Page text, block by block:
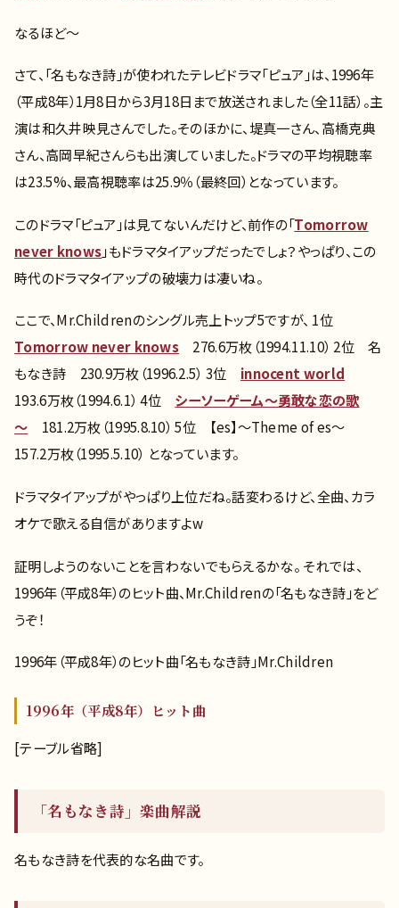
なるほど～
さて、「名もなき詩」が使われたテレビドラマ「ピュア」は、1996年
（平成8年）1月8日から3月18日まで放送されました（全11話）。主
演は和久井映見さんでした。そのほかに、堤真一さん、高橋克典
さん、高岡早紀さんらも出演していました。ドラマの平均視聴率
は23.5%、最高視聴率は25.9％（最終回）となっています。
このドラマ「ピュア」は見てないんだけど、前作の「Tomorrow
never knows」もドラマタイアップだったでしょ？やっぱり、この
時代のドラマタイアップの破壊力は凄いね。
ここで、Mr.Childrenのシングル売上トップ5ですが、 1位
Tomorrow never knows 276.6万枚（1994.11.10） 2位 名
もなき詩 230.9万枚（1996.2.5） 3位 innocent world
193.6万枚（1994.6.1） 4位 シーソーゲーム～勇敢な恋の歌
～ 181.2万枚（1995.8.10） 5位 【es】～Theme of es～
157.2万枚（1995.5.10） となっています。
ドラマタイアップがやっぱり上位だね。話変わるけど、全曲、カラ
オケで歌える自信がありますよw
証明しようのないことを言わないでもらえるかな。 それでは、
1996年（平成8年）のヒット曲、Mr.Childrenの「名もなき詩」をど
うぞ！
1996年（平成8年）のヒット曲「名もなき詩」Mr.Children
1996年（平成8年）ヒット曲
[テーブル省略]
「名もなき詩」楽曲解説
名もなき詩を代表的な名曲です。